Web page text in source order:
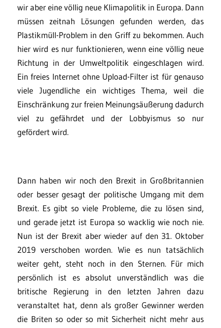
wir aber eine völlig neue Klimapolitik in Europa. Dann
müssen zeitnah Lösungen gefunden werden, das
Plastikmüll-Problem in den Griff zu bekommen. Auch
hier wird es nur funktionieren, wenn eine völlig neue
Richtung in der Umweltpolitik eingeschlagen wird.
Ein freies Internet ohne Upload-Filter ist für genauso
viele Jugendliche ein wichtiges Thema, weil die
Einschränkung zur freien Meinungsäußerung dadurch
viel zu gefährdet und der Lobbyismus so nur
gefördert wird.
Dann haben wir noch den Brexit in Großbritannien
oder besser gesagt der politische Umgang mit dem
Brexit. Es gibt so viele Probleme, die zu lösen sind,
und gerade jetzt ist Europa so wacklig wie noch nie.
Nun ist der Brexit aber wieder auf den 31. Oktober
2019 verschoben worden. Wie es nun tatsächlich
weiter geht, steht noch in den Sternen. Für mich
persönlich ist es absolut unverständlich was die
britische Regierung in den letzten Jahren dazu
veranstaltet hat, denn als großer Gewinner werden
die Briten so oder so mit Sicherheit nicht mehr aus